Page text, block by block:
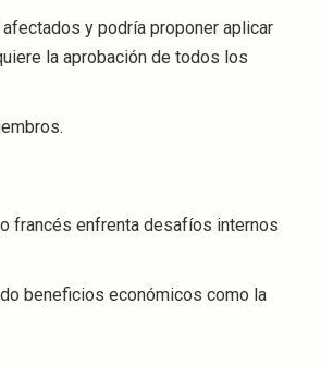
afectados y podría proponer aplicar
la aprobación de todos los
francés enfrenta desafíos internos
beneficios económicos como la